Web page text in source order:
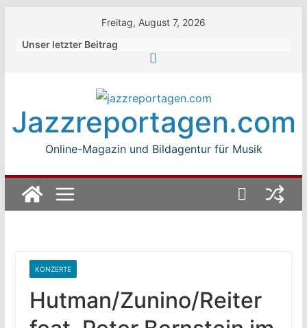
Freitag, August 7, 2026
Unser letzter Beitrag
Jazzreportagen.com
Online-Magazin und Bildagentur für Musik
KONZERTE
Hutman/Zunino/Reiter